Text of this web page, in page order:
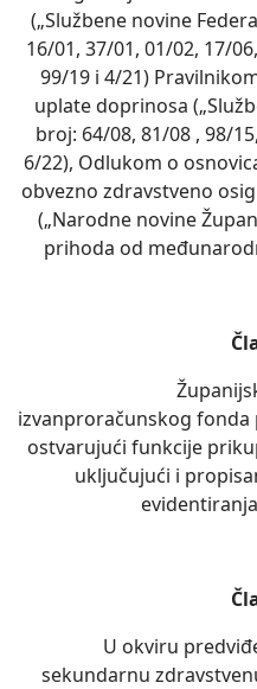
(„Službene novine
16/01, 37/01, 01/02, 17/
99/19 i 4/21)
uplate doprinosa
broj: 64/08, 81/08 , 98/
6/22), Odlukom o
obvezno zdravstveno
(„Narodne novine
prihoda od
Županijski
izvanproračunskog fonda
ostvarujući funkcije
uključujući i
U okviru
sekundarnu